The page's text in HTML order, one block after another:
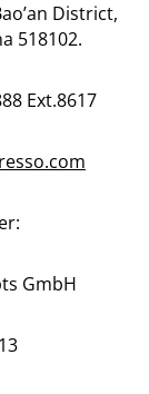
District,
518102.
Ext.8617
GmbH